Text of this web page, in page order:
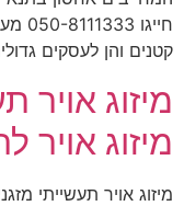
קטנים והן לעסקים
מיזוג אויר
מיזוג אויר
מיזוג אויר תעשייתי